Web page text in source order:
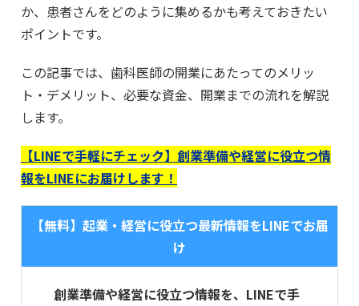
か、患者さんをどのように集めるかも考えておきたい
ポイントです。
この記事では、歯科医師の開業にあたってのメリッ
ト・デメリット、必要な資金、開業までの流れを解説
します。
【LINEで手軽にチェック】創業準備や経営に役立つ情
報をLINEにお届けします！
【無料】起業・経営に役立つ最新情報をLINEでお届
け
創業準備や経営に役立つ情報を、LINEで手